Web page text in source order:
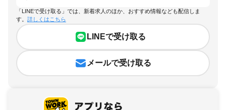
「LINEで受け取る」では、新着求人のほか、おすすめ情報なども配信しま
す。 詳しくはこちら
LINEで受け取る
メールで受け取る